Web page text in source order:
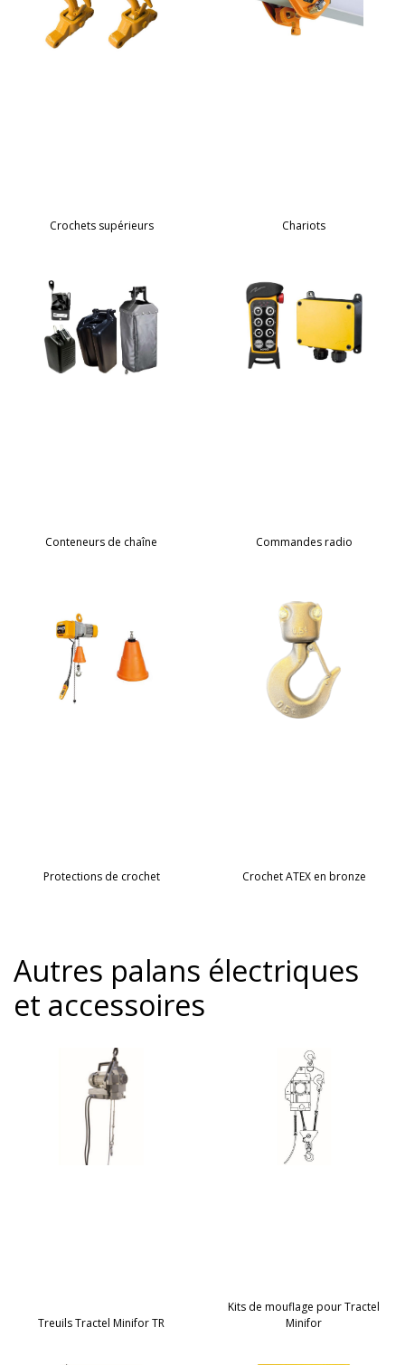
Crochets supérieurs Chariots
Conteneurs de chaîne Commandes radio
Protections de crochet Crochet ATEX en bronze
Autres palans électriques
et accessoires
Treuils Tractel Minifor TR
Kits de mouflage pour Tractel
Minifor